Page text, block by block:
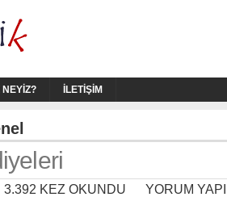
NEYIZ? İLETIŞIM
3.392 KEZ OKUNDU YORUM